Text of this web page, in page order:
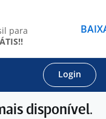
Login
disponível.
para